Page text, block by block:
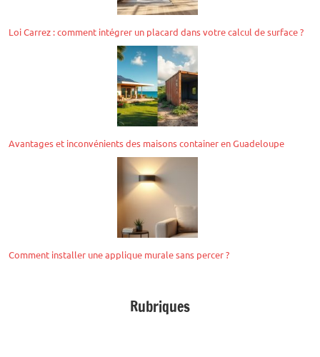
Loi Carrez : comment intégrer un placard dans votre calcul de surface ?
Avantages et inconvénients des maisons container en Guadeloupe
Comment installer une applique murale sans percer ?
Rubriques